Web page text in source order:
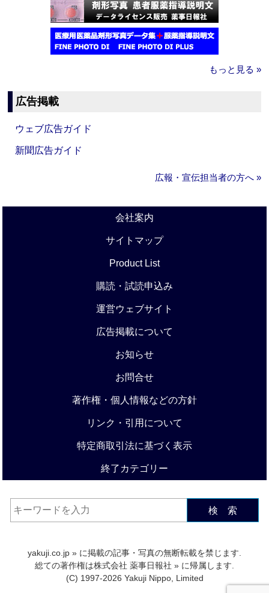
もっと見る »
広告掲載
ウェブ広告ガイド
新聞広告ガイド
広報・宣伝担当者の方へ »
会社案内
サイトマップ
Product List
購読・試読申込み
運営ウェブサイト
広告掲載について
お知らせ
お問合せ
著作権・個人情報などの方針
リンク・引用について
特定商取引法に基づく表示
終了カテゴリー
検 索
yakuji.co.jp » に掲載の記事・写真の無断転載を禁じます.
総ての著作権は株式会社 薬事日報社 » に帰属します.
(C) 1997-2026 Yakuji Nippo, Limited